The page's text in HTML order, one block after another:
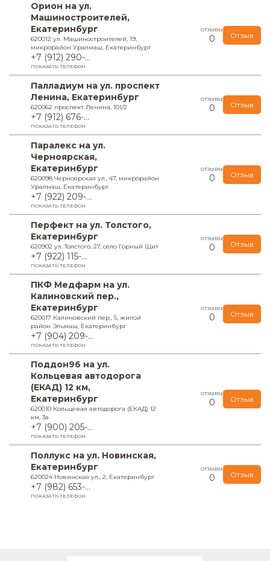
Орион на ул.
Машиностроителей,
Екатеринбург
620012 ул. Машиностроителей, 19,
микрорайон Уралмаш, Екатеринбург
+7 (912) 290-...
ПОКАЗАТЬ ТЕЛЕФОН
ОТЗЫВЫ
0 Отзыв
Палладиум на ул. проспект
Ленина, Екатеринбург
620062 проспект Ленина, 101/2
+7 (912) 676-...
ПОКАЗАТЬ ТЕЛЕФОН
ОТЗЫВЫ
0 Отзыв
Паралекс на ул.
Черноярская,
Екатеринбург
620098 Черноярская ул., 47, микрорайон
Уралмаш, Екатеринбург
+7 (922) 209-...
ПОКАЗАТЬ ТЕЛЕФОН
ОТЗЫВЫ
0 Отзыв
Перфект на ул. Толстого,
Екатеринбург
620902 ул. Толстого, 27, село Горный Щит
+7 (922) 115-...
ПОКАЗАТЬ ТЕЛЕФОН
ОТЗЫВЫ
0 Отзыв
ПКФ Медфарм на ул.
Калиновский пер.,
Екатеринбург
620017 Калиновский пер., 5, жилой
район Эльмаш, Екатеринбург
+7 (904) 209-...
ПОКАЗАТЬ ТЕЛЕФОН
ОТЗЫВЫ
0 Отзыв
Поддон96 на ул.
Кольцевая автодорога
(ЕКАД) 12 км,
Екатеринбург
620010 Кольцевая автодорога (ЕКАД) 12
км, 3а
+7 (900) 205-...
ПОКАЗАТЬ ТЕЛЕФОН
ОТЗЫВЫ
0 Отзыв
Поллукс на ул. Новинская,
Екатеринбург
620024 Новинская ул., 2, Екатеринбург
+7 (982) 653-...
ПОКАЗАТЬ ТЕЛЕФОН
ОТЗЫВЫ
0 Отзыв